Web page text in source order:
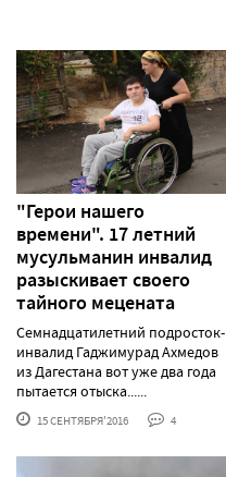
"Герои нашего
времени". 17 летний
мусульманин инвалид
разыскивает своего
тайного мецената
Семнадцатилетний подросток-
инвалид Гаджимурад Ахмедов
из Дагестана вот уже два года
пытается отыска......
15 СЕНТЯБРЯ'2016 4